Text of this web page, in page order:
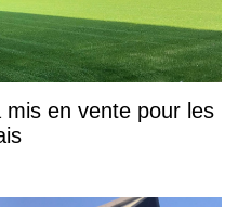
en vente pour les